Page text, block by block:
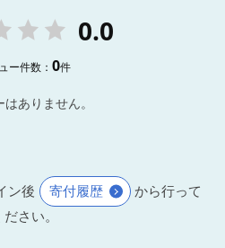
0.0
ー件数：0件
はありません。
ン後 寄付履歴
から行って
ださい。